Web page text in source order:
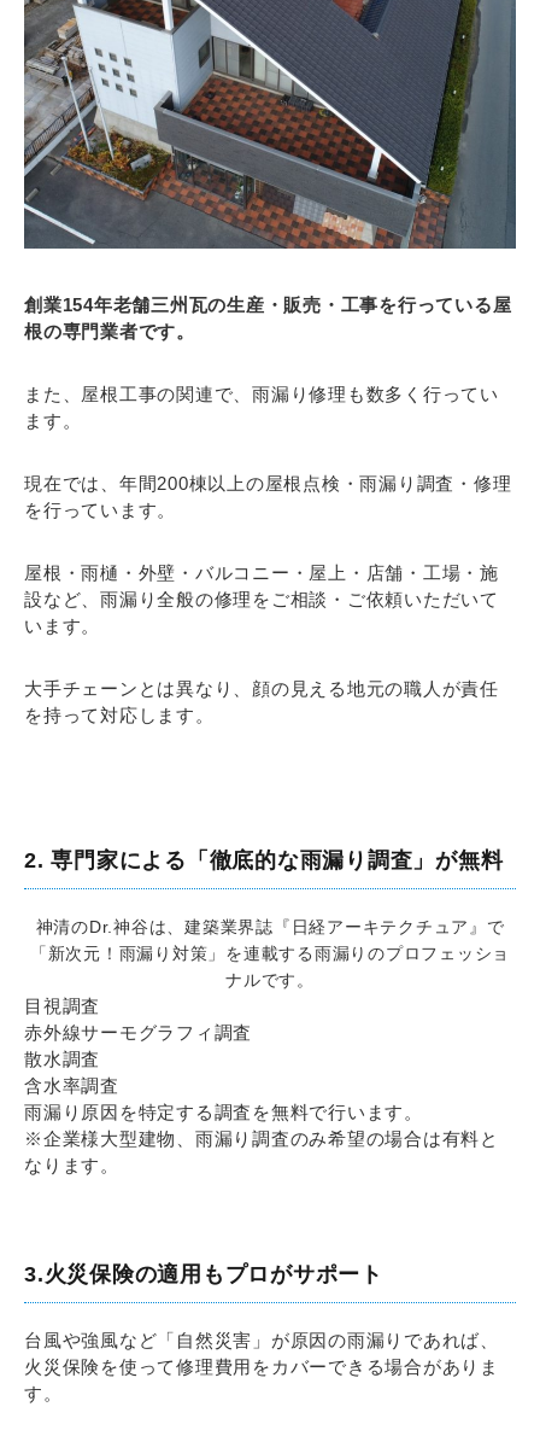
創業154年老舗三州瓦の生産・販売・工事を行っている屋
根の専門業者です。
また、屋根工事の関連で、雨漏り修理も数多く行ってい
ます。
現在では、年間200棟以上の屋根点検・雨漏り調査・修理
を行っています。
屋根・雨樋・外壁・バルコニー・屋上・店舗・工場・施
設など、雨漏り全般の修理をご相談・ご依頼いただいて
います。
大手チェーンとは異なり、顔の見える地元の職人が責任
を持って対応します。
2. 専門家による「徹底的な雨漏り調査」が無料
神清のDr.神谷は、建築業界誌『日経アーキテクチュア』で
「新次元！雨漏り対策」を連載する雨漏りのプロフェッショ
ナルです。
目視調査
赤外線サーモグラフィ調査
散水調査
含水率調査
雨漏り原因を特定する調査を無料で行います。
※企業様大型建物、雨漏り調査のみ希望の場合は有料と
なります。
3.火災保険の適用もプロがサポート
台風や強風など「自然災害」が原因の雨漏りであれば、
火災保険を使って修理費用をカバーできる場合がありま
す。